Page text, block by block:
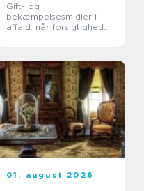
Gift- og
bekæmpelsesmidler i
affald: når forsigtighed
01. august 2026